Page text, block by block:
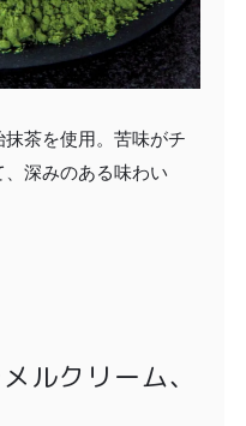
茶を使用。苦味がチ
深みのある味わい
ルクリーム、